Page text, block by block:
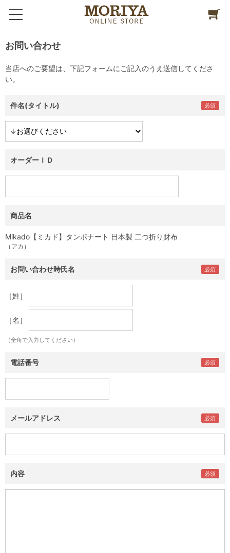
お問い合わせ
当店へのご要望は、下記フォームにご記入のうえ送信してくださ
い。
件名(タイトル)
オーダーＩＤ
商品名
Mikado【ミカド】タンポナート 日本製 二つ折り財布
（アカ）
お問い合わせ時氏名
［姓］
［名］
（全角で入力してください）
電話番号
メールアドレス
内容